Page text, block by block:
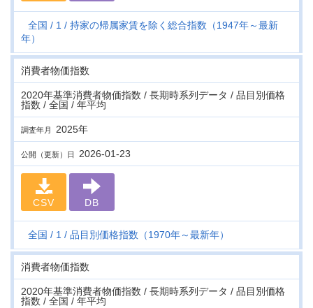
全国 1
持家の帰属家賃を除く総合指数（1947年～最新
年）
消費者物価指数
2020年基準消費者物価指数 / 長期時系列データ / 品目別価格
指数 / 全国 / 年平均
調査年月 2025年
公開（更新）日 2026-01-23
CSV DB
全国 1 品目別価格指数（1970年～最新年）
消費者物価指数
2020年基準消費者物価指数 / 長期時系列データ / 品目別価格
指数 / 全国 / 年平均